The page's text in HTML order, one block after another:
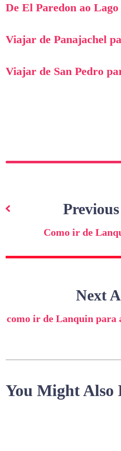
De El Paredon ao
Viajar de Panajachel
Viajar de San Pedro
de
artigosComo ir de
Next
como ir de Lanquin para
You Might Also